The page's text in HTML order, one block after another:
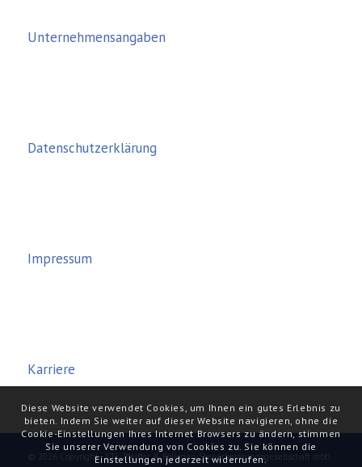
Unternehmensangaben
Datenschutzerklärung
Impressum
Karriere
© 2026 Copyright - ETL Pfeiffer & Kollegen Steuerberatungsgesellschaft mbh
Diese Website verwendet Cookies, um Ihnen ein gutes Erlebnis zu
bieten. Indem Sie weiter auf dieser Website navigieren, ohne die
Cookie-Einstellungen Ihres Internet Browsers zu ändern, stimmen
Sie unserer Verwendung von Cookies zu. Sie können die
Einstellungen jederzeit widerrufen.